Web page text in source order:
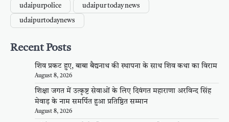
udaipurpolice udaipur today news
udaipurtodaynews
Recent Posts
शिव प्रकट हुए, बाबा बैद्यनाथ की स्थापना के साथ शिव कथा का विराम
August 8, 2026
शिक्षा जगत में उत्कृष्ट सेवाओं के लिए दिवंगत महाराणा अरविन्द सिंह
मेवाड़ के नाम समर्पित हुआ प्रतिष्ठित सम्मान
August 8, 2026